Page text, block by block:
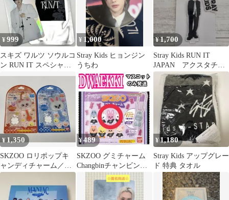
¥999
スキズ ワルツ ソウルコ
ン RUN IT スペシャル
トレカ リノ ホログラム
¥ 1,000
Stray Kids ヒョンジン
うちわ
¥1,700
Stray Kids RUN IT
JAPAN アクスタチャ
ーム フィリックス
¥ 1,350
SKZOO ロリポップキ
ャンディチャーム／
Leebit、Jiniret
¥489
SKZOO グミチャーム
Changbinチャンビン
DWAEKKI トゥエッキ
¥1,180
Stray Kids アップグレー
ド 特典 タオル